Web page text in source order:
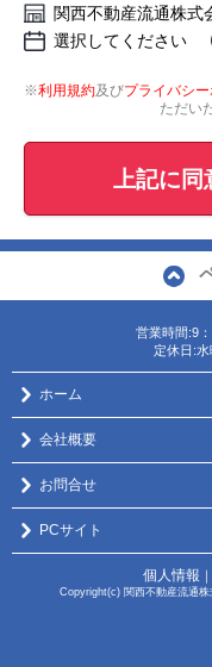
関西不動産流通
選択してください
※利用規約及びプライバシ
ただい
上記に同
営業時間:9
定休日:水
ホーム
会社概要
お問合せ
PCサイト
個人情報 ｜
Copyright(c) 関西不動産流